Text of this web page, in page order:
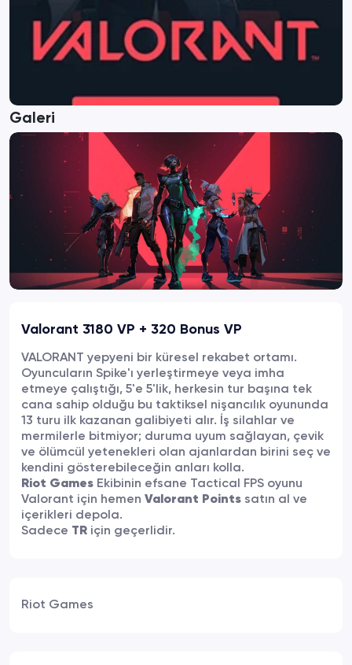
Galeri
Valorant 3180 VP + 320 Bonus VP
VALORANT yepyeni bir küresel rekabet ortamı.
Oyuncuların Spike'ı yerleştirmeye veya imha
etmeye çalıştığı, 5'e 5'lik, herkesin tur başına tek
cana sahip olduğu bu taktiksel nişancılık oyununda
13 turu ilk kazanan galibiyeti alır. İş silahlar ve
mermilerle bitmiyor; duruma uyum sağlayan, çevik
ve ölümcül yetenekleri olan ajanlardan birini seç ve
kendini gösterebileceğin anları kolla.
Riot Games Ekibinin efsane Tactical FPS oyunu
Valorant için hemen Valorant Points satın al ve
içerikleri depola.
Sadece TR için geçerlidir.
Riot Games